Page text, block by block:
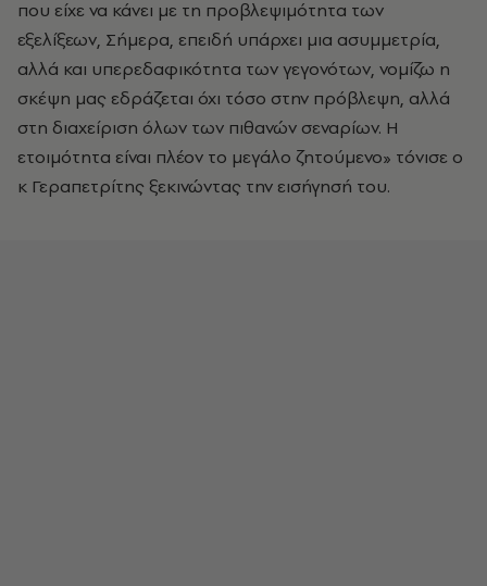
που είχε να κάνει με τη προβλεψιμότητα των
εξελίξεων, Σήμερα, επειδή υπάρχει μια ασυμμετρία,
αλλά και υπερεδαφικότητα των γεγονότων, νομίζω η
σκέψη μας εδράζεται όχι τόσο στην πρόβλεψη, αλλά
στη διαχείριση όλων των πιθανών σεναρίων. Η
ετοιμότητα είναι πλέον το μεγάλο ζητούμενο» τόνισε ο
κ Γεραπετρίτης ξεκινώντας την εισήγησή του.